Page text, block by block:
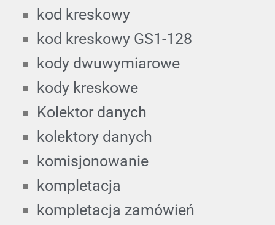
kod kreskowy
kod kreskowy GS1-128
kody dwuwymiarowe
kody kreskowe
Kolektor danych
kolektory danych
komisjonowanie
kompletacja
kompletacja zamówień